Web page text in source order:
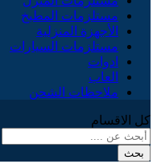
مستلزمات المطبخ
الأجهزة المنزلية
مستلزمات السيارات
ادوات
العاب
ملاحظات الشحن
كل الاقسام
بحث